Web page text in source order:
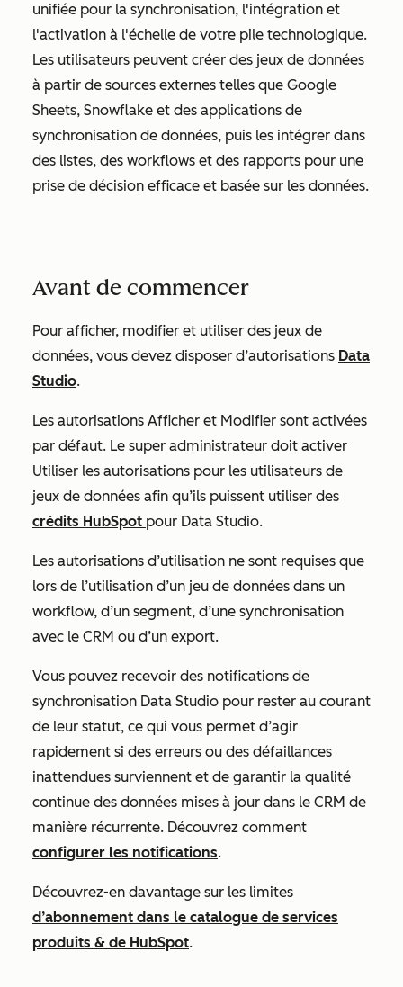
unifiée pour la synchronisation, l'intégration et
l'activation à l'échelle de votre pile technologique.
Les utilisateurs peuvent créer des jeux de données
à partir de sources externes telles que Google
Sheets, Snowflake et des applications de
synchronisation de données, puis les intégrer dans
des listes, des workflows et des rapports pour une
prise de décision efficace et basée sur les données.
Avant de commencer
Pour afficher, modifier et utiliser des jeux de
données, vous devez disposer d’autorisations Data
Studio.
Les autorisations Afficher et Modifier sont activées
par défaut. Le super administrateur doit activer
Utiliser les autorisations pour les utilisateurs de
jeux de données afin qu’ils puissent utiliser des
crédits HubSpot pour Data Studio.
Les autorisations d’utilisation ne sont requises que
lors de l’utilisation d’un jeu de données dans un
workflow, d’un segment, d’une synchronisation
avec le CRM ou d’un export.
Vous pouvez recevoir des notifications de
synchronisation Data Studio pour rester au courant
de leur statut, ce qui vous permet d’agir
rapidement si des erreurs ou des défaillances
inattendues surviennent et de garantir la qualité
continue des données mises à jour dans le CRM de
manière récurrente. Découvrez comment
configurer les notifications.
Découvrez-en davantage sur les limites
d’abonnement dans le catalogue de services
produits & de HubSpot.